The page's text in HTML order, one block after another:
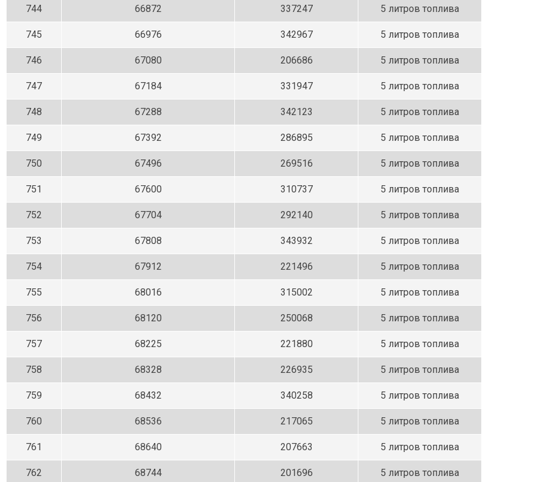
744 66872 337247 5 литров топлива
745 66976 342967 5 литров топлива
746 67080 206686 5 литров топлива
747 67184 331947 5 литров топлива
748 67288 342123 5 литров топлива
749 67392 286895 5 литров топлива
750 67496 269516 5 литров топлива
751 67600 310737 5 литров топлива
752 67704 292140 5 литров топлива
753 67808 343932 5 литров топлива
754 67912 221496 5 литров топлива
755 68016 315002 5 литров топлива
756 68120 250068 5 литров топлива
757 68225 221880 5 литров топлива
758 68328 226935 5 литров топлива
759 68432 340258 5 литров топлива
760 68536 217065 5 литров топлива
761 68640 207663 5 литров топлива
762 68744 201696 5 литров топлива